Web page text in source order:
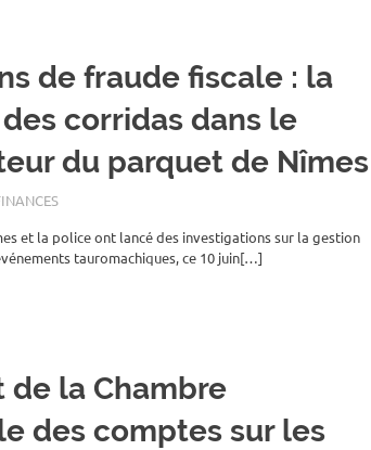
de fraude fiscale : la
corridas dans le
du parquet de Nîmes
LAHANA
et la police ont lancé des investigations sur la gestion
tauromachiques, ce 10 juin[…]
de la Chambre
des comptes sur les